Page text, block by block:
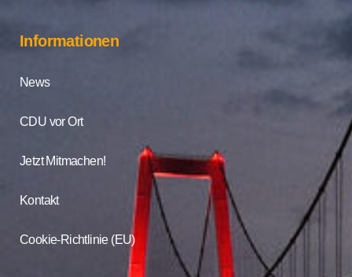
Informationen
News
CDU vor Ort
Jetzt Mitmachen!
Kontakt
Cookie-Richtlinie (EU)